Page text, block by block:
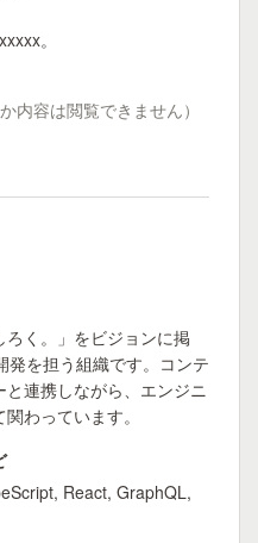
。
内容は閲覧できません）
ろく。」をビジョンに掲
発を担う組織です。コンテ
連携しながら、エンジニ
わっています。
React, GraphQL,